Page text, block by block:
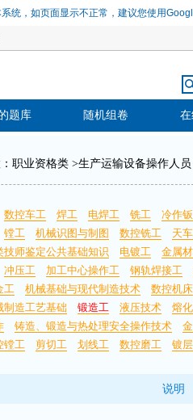
统，如页面显示不正常，建议您使用
题库 随机组卷
职业资格类 >生产运输设备操作人员
数控车工 焊工 电焊工 铣工 冷作
镗工 机械识图与制图 数控铣工 天
技师鉴定公共基础知识 电镀工 金属
冲压工 加工中心操作工 钢轨焊接工
工 机械基础与现代制造技术 数控机床
制造工艺基础 锻造工 液压技术 熔
铸造、锻造与热处理安全操作技术
镗工 剪切工 划线工 数控磨工 镀
说明